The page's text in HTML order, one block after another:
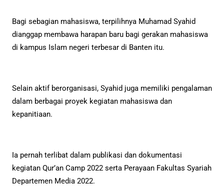
Bagi sebagian mahasiswa, terpilihnya Muhamad Syahid
dianggap membawa harapan baru bagi gerakan mahasiswa
di kampus Islam negeri terbesar di Banten itu.
Selain aktif berorganisasi, Syahid juga memiliki pengalaman
dalam berbagai proyek kegiatan mahasiswa dan
kepanitiaan.
Ia pernah terlibat dalam publikasi dan dokumentasi
kegiatan Qur’an Camp 2022 serta Perayaan Fakultas Syariah
Departemen Media 2022.